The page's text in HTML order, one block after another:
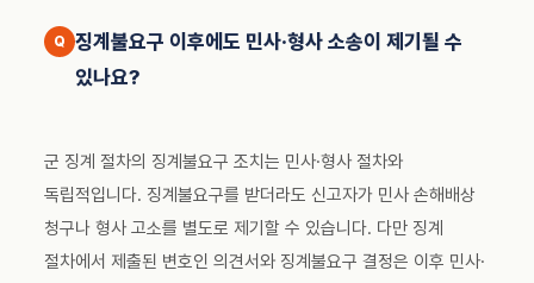
징계불요구 이후에도 민사·형사 소송이 제기될 수
있나요?
군 징계 절차의 징계불요구 조치는 민사·형사 절차와
독립적입니다. 징계불요구를 받더라도 신고자가 민사 손해배상
청구나 형사 고소를 별도로 제기할 수 있습니다. 다만 징계
절차에서 제출된 변호인 의견서와 징계불요구 결정은 이후 민사·